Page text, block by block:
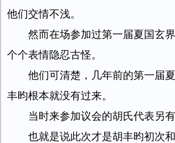
他们交情不浅。
然而在场参加过第一届夏国玄
个个表情隐忍古怪。
他们可清楚，几年前的第一届
丰昀根本就没有过来。
当时来参加议会的胡氏代表另有
也就是说此次才是胡丰昀初次